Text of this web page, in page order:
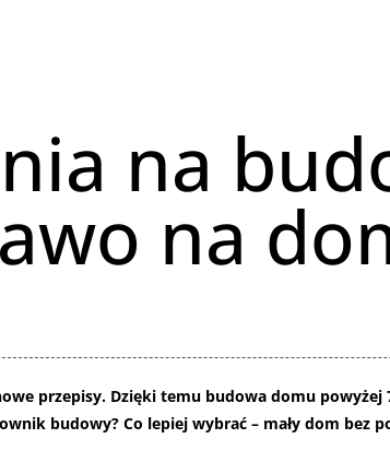
na
na
przepisy. Dzięki temu budowa domu powyżej
budowy? Co lepiej wybrać– mały dom bez